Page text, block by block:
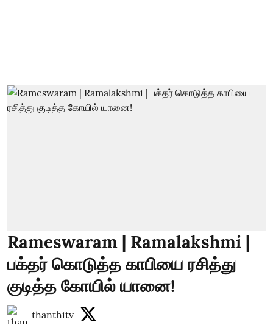
Rameswaram | Ramalakshmi |
பக்தர் கொடுத்த காபியை ரசித்து
குடித்த கோயில் யானை!
thanthitv